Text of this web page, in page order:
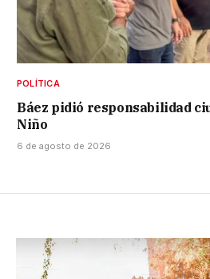
POLÍTICA
Báez pidió responsabilidad
Niño
6 de agosto de 2026